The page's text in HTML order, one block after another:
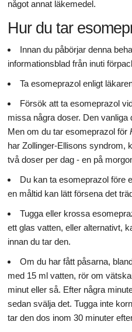
något annat läkemedel.
Hur du tar
Innan du påbörjar denna
informationsblad från inuti
Ta esomeprazol enligt
Försök att ta esomeprazol
missa några doser. Den vanliga
Men om du tar esomeprazol för
har Zollinger-Ellisons syndrom,
två doser per dag - en på
Du kan ta esomeprazol före
en måltid kan lätt försena det
Tugga eller krossa
ett glas vatten, eller alternativt,
innan du tar den.
Om du har fått påsarna,
med 15 ml vatten, rör om
minut eller så. Efter några
sedan svälja det. Tugga inte
tar den dos inom 30 minuter